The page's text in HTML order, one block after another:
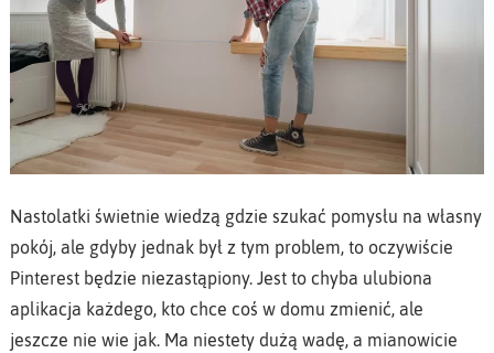
Nastolatki świetnie wiedzą gdzie szukać pomysłu na własny
pokój, ale gdyby jednak był z tym problem, to oczywiście
Pinterest będzie niezastąpiony. Jest to chyba ulubiona
aplikacja każdego, kto chce coś w domu zmienić, ale
jeszcze nie wie jak. Ma niestety dużą wadę, a mianowicie